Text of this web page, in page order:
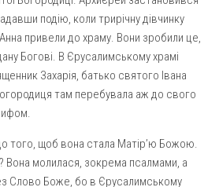
українського народу (м. Полтава)
парафія (м. Полтава)
Михаїла (с. Пригарівка)
Пресвятої Богородиці (с. Шевченки)
(с. Витівка)
(м. Кобеляки)
подію, коли трирічну дівчинку
привели до храму. Вони зробили це,
Богові. В Єрусалимському храмі
Захарія, батько святого Івана
там перебувала аж до свого
того, щоб вона стала Матір’ю Божою.
Вона молилася, зокрема псалмами, а
Слово Боже, бо в Єрусалимському